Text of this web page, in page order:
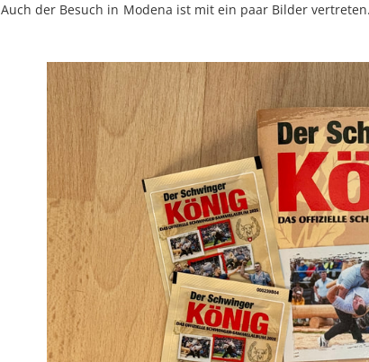
Auch der Besuch in Modena ist mit ein paar Bilder vertreten.